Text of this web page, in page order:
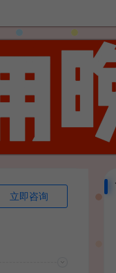
立即咨询